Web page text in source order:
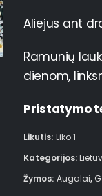
Aliejus ant
Ramunių
dienom,
Pristatymo
Likutis: Liko 1
Kategorijos:
Žymos: Augalai,